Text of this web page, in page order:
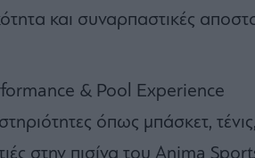
και συναρπαστικές
& Pool Experience
όπως μπάσκετ,
στην πισίνα του Αnima